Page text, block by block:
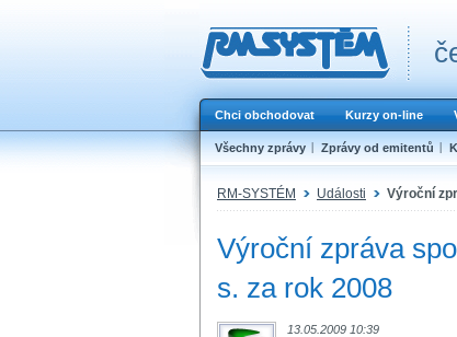
Chci obchodovat Kurzy on-line
Všechny zprávy Zprávy od emitentů
RM-SYSTÉM Události Výroční
Výroční zpráva
s. za rok 2008
13.05.2009 10:39